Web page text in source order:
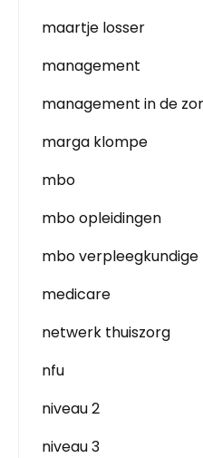
maartje losser
management
management in de
marga klompe
mbo
mbo opleidingen
mbo verpleegkundige
medicare
netwerk thuiszorg
nfu
niveau 2
niveau 3